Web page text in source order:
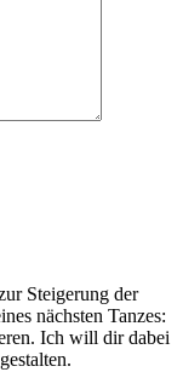
Steigerung der
nächsten Tanzes:
Ich will dir dabei